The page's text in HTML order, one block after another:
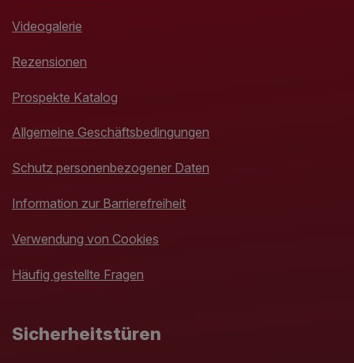
Videogalerie
Rezensionen
Prospekte Katalog
Allgemeine Geschäftsbedingungen
Schutz personenbezogener Daten
Information zur Barrierefreiheit
Verwendung von Cookies
Häufig gestellte Fragen
Sicherheitstüren